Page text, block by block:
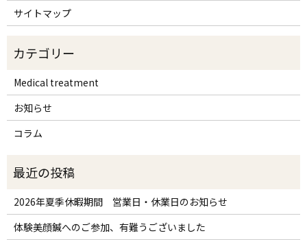
サイトマップ
Medical treatment
お知らせ
コラム
2026年夏季休暇期間 営業日・休業日のお知らせ
体験美顔鍼へのご参加、有難うございました